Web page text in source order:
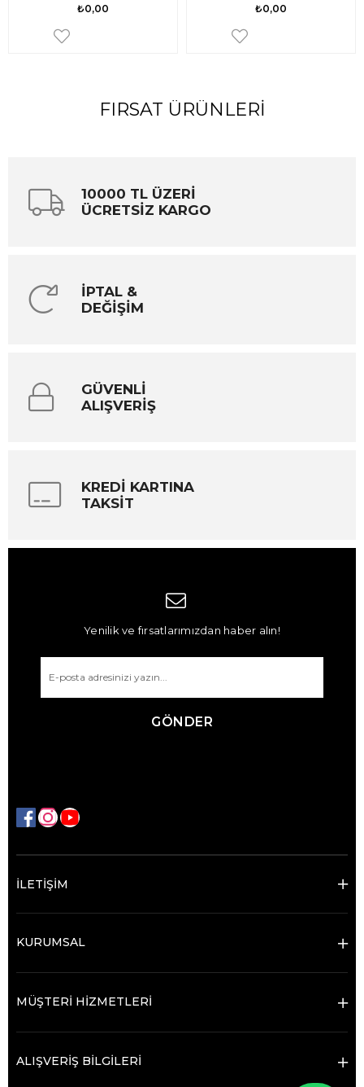
₺0,00 ₺0,00
FIRSAT ÜRÜNLERI
10000 TL ÜZERİ
ÜCRETSİZ KARGO
İPTAL &
DEĞİŞİM
GÜVENLİ
ALIŞVERİŞ
KREDİ KARTINA
TAKSİT
Yenilik ve fırsatlarımızdan haber alın!
GÖNDER
İLETİŞİM
KURUMSAL
MÜŞTERİ HİZMETLERİ
ALIŞVERİŞ BİLGİLERİ